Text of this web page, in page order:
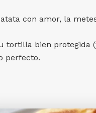
con amor, la
tortilla bien protegida
perfecto.